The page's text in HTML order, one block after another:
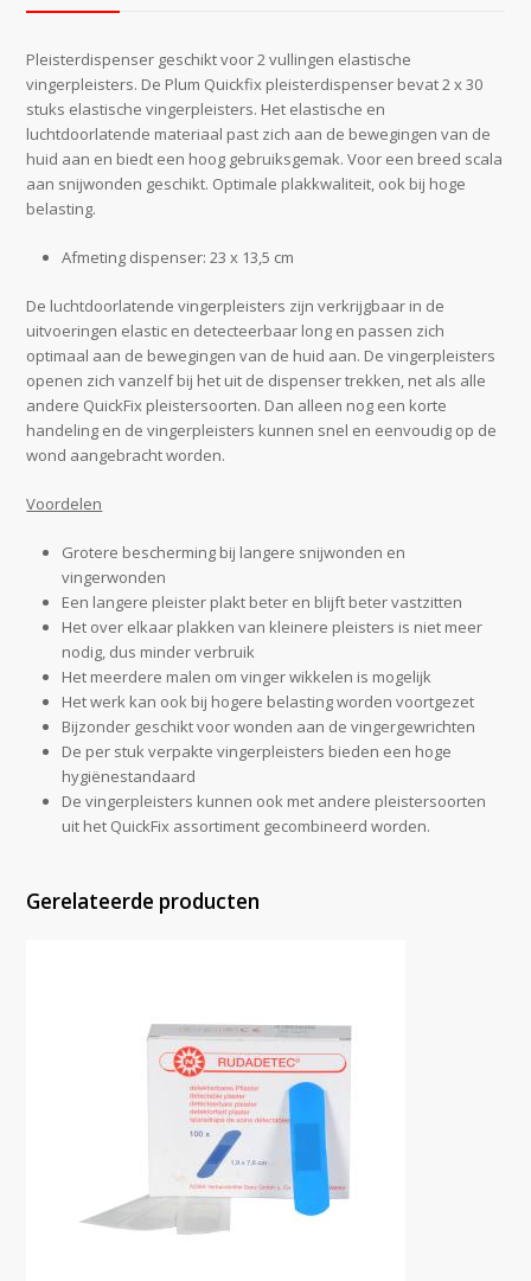
Pleisterdispenser geschikt voor 2 vullingen elastische
vingerpleisters. De Plum Quickfix pleisterdispenser bevat 2 x 30
stuks elastische vingerpleisters. Het elastische en
luchtdoorlatende materiaal past zich aan de bewegingen van de
huid aan en biedt een hoog gebruiksgemak. Voor een breed scala
aan snijwonden geschikt. Optimale plakkwaliteit, ook bij hoge
belasting.
Afmeting dispenser: 23 x 13,5 cm
De luchtdoorlatende vingerpleisters zijn verkrijgbaar in de
uitvoeringen elastic en detecteerbaar long en passen zich
optimaal aan de bewegingen van de huid aan. De vingerpleisters
openen zich vanzelf bij het uit de dispenser trekken, net als alle
andere QuickFix pleistersoorten. Dan alleen nog een korte
handeling en de vingerpleisters kunnen snel en eenvoudig op de
wond aangebracht worden.
Voordelen
Grotere bescherming bij langere snijwonden en
vingerwonden
Een langere pleister plakt beter en blijft beter vastzitten
Het over elkaar plakken van kleinere pleisters is niet meer
nodig, dus minder verbruik
Het meerdere malen om vinger wikkelen is mogelijk
Het werk kan ook bij hogere belasting worden voortgezet
Bijzonder geschikt voor wonden aan de vingergewrichten
De per stuk verpakte vingerpleisters bieden een hoge
hygiënestandaard
De vingerpleisters kunnen ook met andere pleistersoorten
uit het QuickFix assortiment gecombineerd worden.
Gerelateerde producten